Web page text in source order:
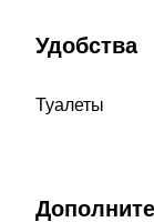
Удобства
Туалеты